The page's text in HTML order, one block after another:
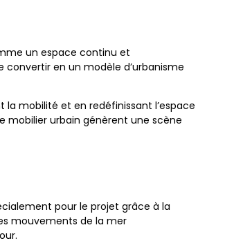
un espace continu et
convertir en un modèle d’urbanisme
la mobilité et en redéfinissant l’espace
mobilier urbain génèrent une scène
pour le projet grâce à la
mouvements de la mer